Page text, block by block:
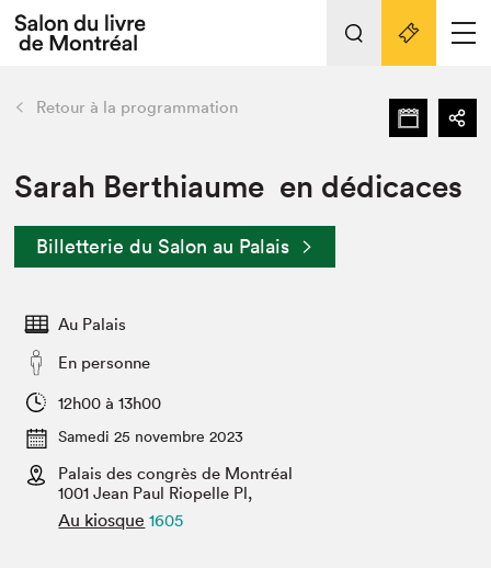
Espace exposant⋅e⋅s
Espace enseignant·e·s
Espace médias
L'événement
Préparer sa visite au Salon
Actualités
SLM PRO
retour Nos activités
Préparer sa visite
Salon dans la ville et en ligne
Projets partenaires
Liens pratiques
Retour à la programmation
Sarah Berthiaume en dédicaces
Billetterie du Salon au Palais
Au Palais
En personne
12h00 à 13h00
Samedi 25 novembre 2023
Palais des congrès de Montréal
1001 Jean Paul Riopelle Pl,
Au kiosque 1605